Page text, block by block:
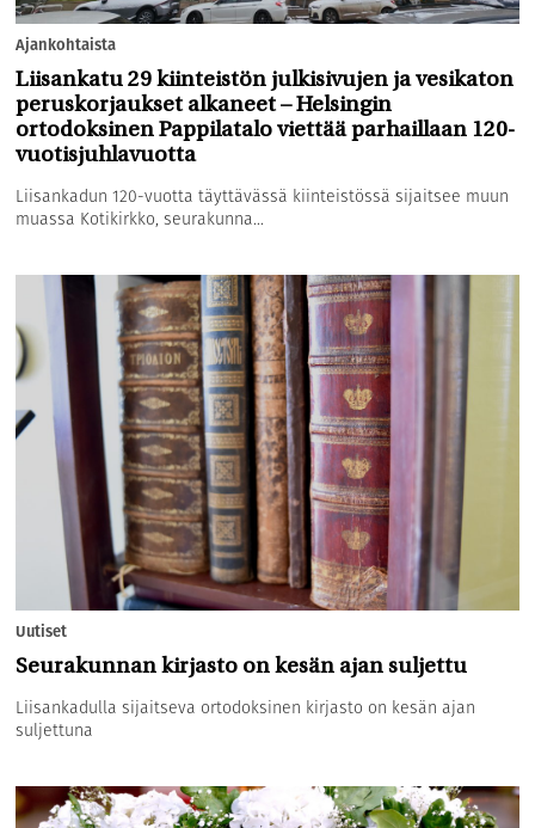
Ajankohtaista
Liisankatu 29 kiinteistön julkisivujen ja vesikaton
peruskorjaukset alkaneet – Helsingin
ortodoksinen Pappilatalo viettää parhaillaan 120-
vuotisjuhlavuotta
Liisankadun 120-vuotta täyttävässä kiinteistössä sijaitsee muun
muassa Kotikirkko, seurakunna...
Uutiset
Seurakunnan kirjasto on kesän ajan suljettu
Liisankadulla sijaitseva ortodoksinen kirjasto on kesän ajan
suljettuna